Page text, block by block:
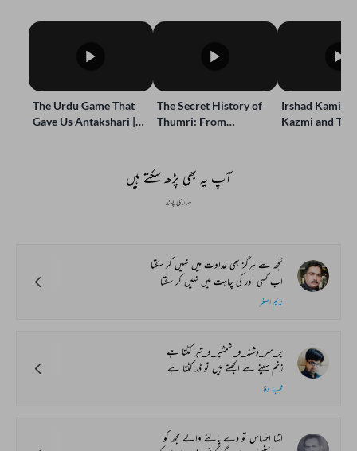
The Secret History of
Mushaira
آپ یہ بھی پڑھ سکتے ہیں
تجھ سے ہرگز بھی عداوت میں نہیں کر سکتا
اب کسی اور کی چاہت میں نہیں کر سکتا
ندیم اصغر
بر_سر_دشنہ_و_شمشیر_و_تبر کٹتا ہے